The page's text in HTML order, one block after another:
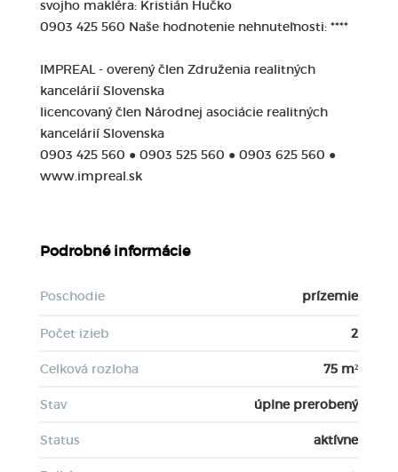
svojho makléra: Kristián Hučko
0903 425 560 Naše hodnotenie nehnuteľnosti: ****
IMPREAL - overený člen Združenia realitných
kancelárií Slovenska
licencovaný člen Národnej asociácie realitných
kancelárií Slovenska
0903 425 560 ● 0903 525 560 ● 0903 625 560 ●
www.impreal.sk
Podrobné informácie
Poschodie prízemie
Počet izieb 2
Celková rozloha 75 m²
Stav úplne prerobený
Status aktívne